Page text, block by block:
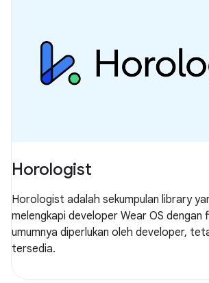
Horologist
Horologist adalah sekumpulan library
melengkapi developer Wear OS dengan
umumnya diperlukan oleh developer,
tersedia.